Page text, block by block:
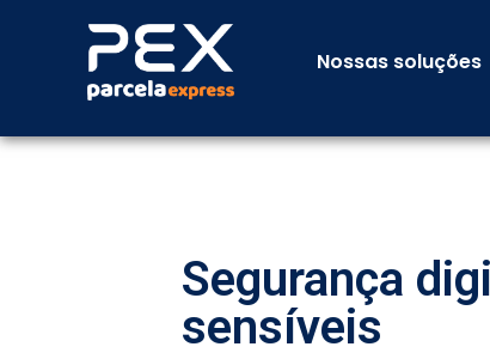
Nossas soluções
Segurança
sensíveis